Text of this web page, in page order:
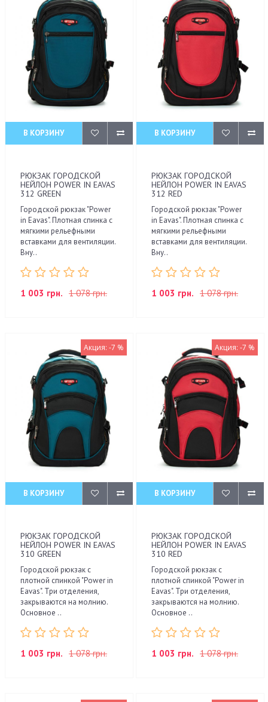
В КОРЗИНУ
РЮКЗАК ГОРОДСКОЙ
НЕЙЛОН POWER IN EAVAS
312 GREEN
Городской рюкзак "Power
in Eavas". Плотная спинка с
мягкими рельефными
вставками для вентиляции.
Вну..
1 003 грн. 1 078 грн.
В КОРЗИНУ
РЮКЗАК ГОРОДСКОЙ
НЕЙЛОН POWER IN EAVAS
312 RED
Городской рюкзак "Power
in Eavas". Плотная спинка с
мягкими рельефными
вставками для вентиляции.
Вну..
1 003 грн. 1 078 грн.
Акция: -7 %
В КОРЗИНУ
РЮКЗАК ГОРОДСКОЙ
НЕЙЛОН POWER IN EAVAS
310 GREEN
Городской рюкзак с
плотной спинкой "Power in
Eavas". Три отделения,
закрываются на молнию.
Основное ..
1 003 грн. 1 078 грн.
Акция: -7 %
В КОРЗИНУ
РЮКЗАК ГОРОДСКОЙ
НЕЙЛОН POWER IN EAVAS
310 RED
Городской рюкзак с
плотной спинкой "Power in
Eavas". Три отделения,
закрываются на молнию.
Основное ..
1 003 грн. 1 078 грн.